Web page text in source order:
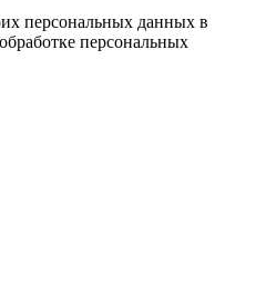
персональных данных в
персональных